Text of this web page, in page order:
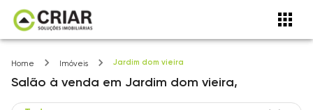
Home Imóveis Jardim dom vieira
Salão à venda em Jardim dom vieira,